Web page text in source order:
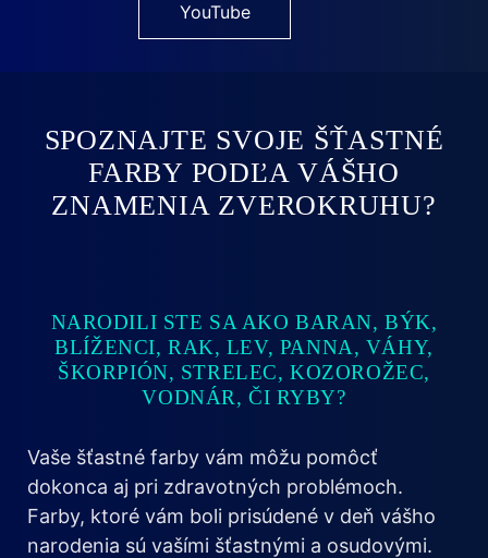
YouTube
SPOZNAJTE SVOJE ŠŤASTNÉ
FARBY PODĽA VÁŠHO
ZNAMENIA ZVEROKRUHU?
NARODILI STE SA AKO BARAN, BÝK,
BLÍŽENCI, RAK, LEV, PANNA, VÁHY,
ŠKORPIÓN, STRELEC, KOZOROŽEC,
VODNÁR, ČI RYBY?
Vaše šťastné farby vám môžu pomôcť
dokonca aj pri zdravotných problémoch.
Farby, ktoré vám boli prisúdené v deň vášho
narodenia sú vašími šťastnými a osudovými.